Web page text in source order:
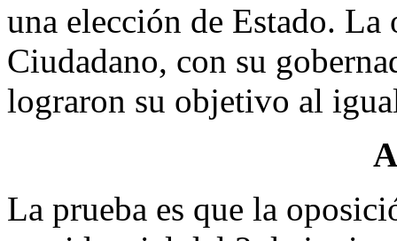
una elección de Estado.
Ciudadano, con su
lograron su objetivo al
La prueba es que la